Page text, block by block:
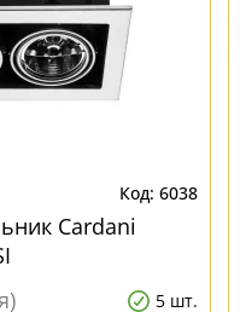
6038
Cardani
5 шт.